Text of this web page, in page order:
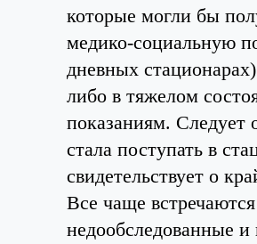
которые могли бы
медико-социальную
дневных
либо в тяжелом
показаниям. Следует
стала поступать в
свидетельствует о
Все чаще
недообследованные